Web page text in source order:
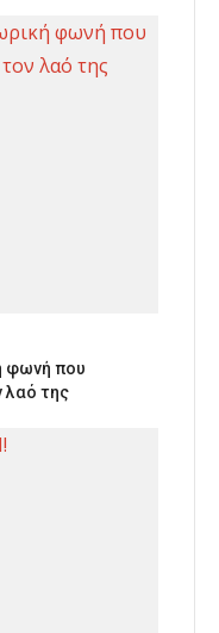
φωνή που
λαό της